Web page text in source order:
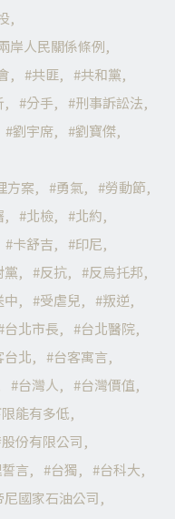
岸人民關係條例
共匪
共和黨
分手
刑事訴訟法
劉宇席
劉寶傑
方案
勇氣
勞動節
北檢
北約
卡舒吉
印尼
黨 反抗
反烏托邦
中 受虐兒
叛逆
台北市長
台北醫院
台北
台客寓言
台灣人
台灣價值
能有多低
份有限公司
言 台獨
台科大
尼國家石油公司